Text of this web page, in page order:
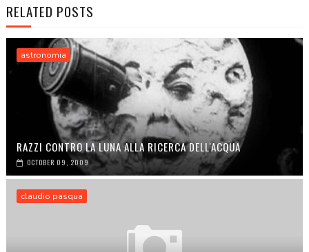
RELATED POSTS
astronomia
RAZZI CONTRO LA LUNA ALLA RICERCA DELL'ACQUA
OCTOBER 09, 2009
claudio pasqua